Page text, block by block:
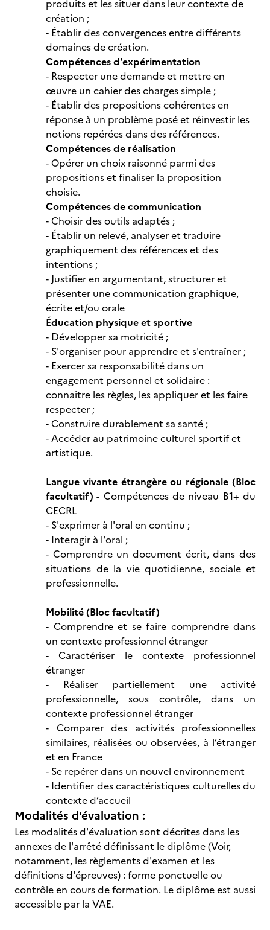
produits et les situer dans leur contexte de
création ;
- Établir des convergences entre différents
domaines de création.
Compétences d'expérimentation
- Respecter une demande et mettre en
œuvre un cahier des charges simple ;
- Établir des propositions cohérentes en
réponse à un problème posé et réinvestir les
notions repérées dans des références.
Compétences de réalisation
- Opérer un choix raisonné parmi des
propositions et finaliser la proposition
choisie.
Compétences de communication
- Choisir des outils adaptés ;
- Établir un relevé, analyser et traduire
graphiquement des références et des
intentions ;
- Justifier en argumentant, structurer et
présenter une communication graphique,
écrite et/ou orale
Éducation physique et sportive
- Développer sa motricité ;
- S'organiser pour apprendre et s'entraîner ;
- Exercer sa responsabilité dans un
engagement personnel et solidaire :
connaitre les règles, les appliquer et les faire
respecter ;
- Construire durablement sa santé ;
- Accéder au patrimoine culturel sportif et
artistique.
Langue vivante étrangère ou régionale (Bloc
facultatif) - Compétences de niveau B1+ du
CECRL
- S'exprimer à l'oral en continu ;
- Interagir à l'oral ;
- Comprendre un document écrit, dans des
situations de la vie quotidienne, sociale et
professionnelle.
Mobilité (Bloc facultatif)
- Comprendre et se faire comprendre dans
un contexte professionnel étranger
- Caractériser le contexte professionnel
étranger
- Réaliser partiellement une activité
professionnelle, sous contrôle, dans un
contexte professionnel étranger
- Comparer des activités professionnelles
similaires, réalisées ou observées, à l’étranger
et en France
- Se repérer dans un nouvel environnement
- Identifier des caractéristiques culturelles du
contexte d’accueil
Modalités d'évaluation :
Les modalités d'évaluation sont décrites dans les
annexes de l'arrêté définissant le diplôme (Voir,
notamment, les règlements d'examen et les
définitions d'épreuves) : forme ponctuelle ou
contrôle en cours de formation. Le diplôme est aussi
accessible par la VAE.